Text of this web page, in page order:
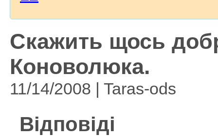
Скажить щось
Коноволюка.
11/14/2008 | Taras-ods
Відповіді